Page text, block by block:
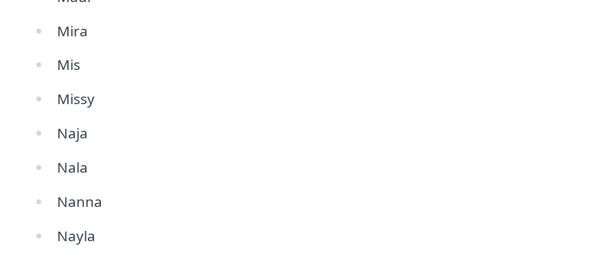
Mira
Mis
Missy
Naja
Nala
Nanna
Nayla